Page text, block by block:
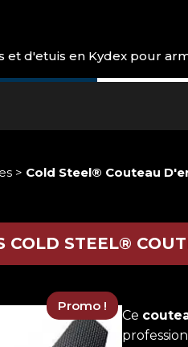
et d'etuis en Kydex pour
> Cold Steel® Couteau
COLD STEEL®
Promo !
Ce